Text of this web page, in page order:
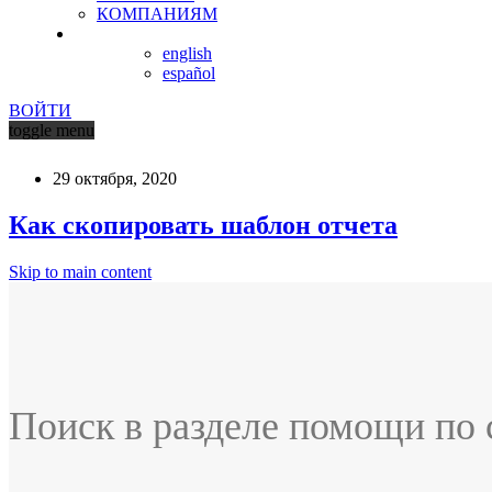
КОМПАНИЯМ
english
español
ВОЙТИ
toggle menu
29 октября, 2020
Как скопировать шаблон отчета
Skip to main content
Поиск в разделе помощи по